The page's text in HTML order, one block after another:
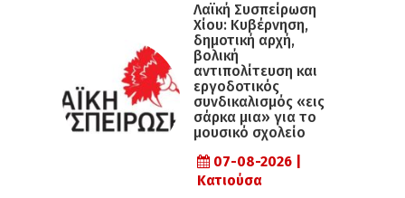
Λαϊκή Συσπείρωση
Χίου: Κυβέρνηση,
δημοτική αρχή,
βολική
αντιπολίτευση και
εργοδοτικός
συνδικαλισμός «εις
σάρκα μια» για το
μουσικό σχολείο
07-08-2026 |
Κατιούσα